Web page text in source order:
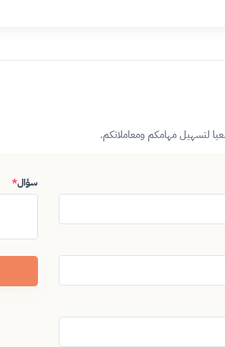
لتسهيل مهامكم ومعاملاتكم.
سؤال*